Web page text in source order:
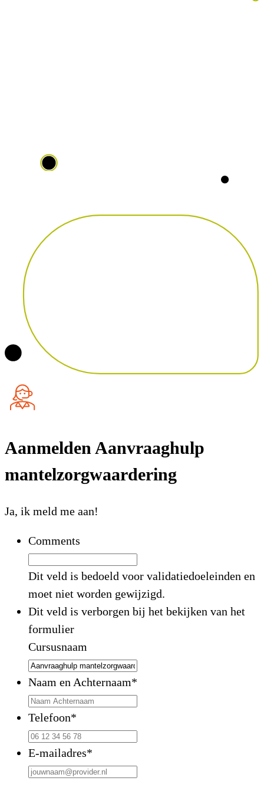
Aanmelden Aanvraaghulp
mantelzorgwaardering
Ja, ik meld me aan!
Comments
Dit veld is bedoeld voor validatiedoeleinden en
moet niet worden gewijzigd.
Dit veld is verborgen bij het bekijken van het
formulier
Cursusnaam
Naam en Achternaam*
Telefoon*
E-mailadres*